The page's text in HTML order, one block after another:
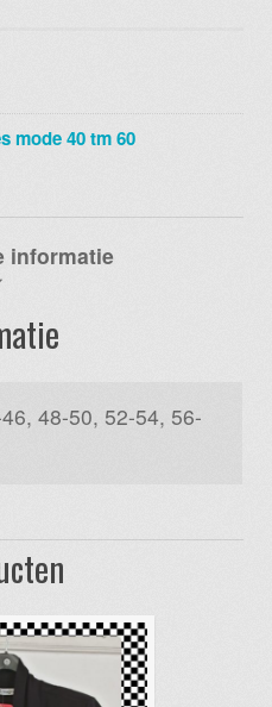
mode 40 tm 60
informatie
48-50, 52-54, 56-